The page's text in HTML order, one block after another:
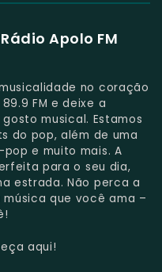
Apolo FM
no coração
FM e deixe a
musical. Estamos
do pop, além de uma
e muito mais. A
para o seu dia,
estrada. Não perca a
que você ama –
aqui!